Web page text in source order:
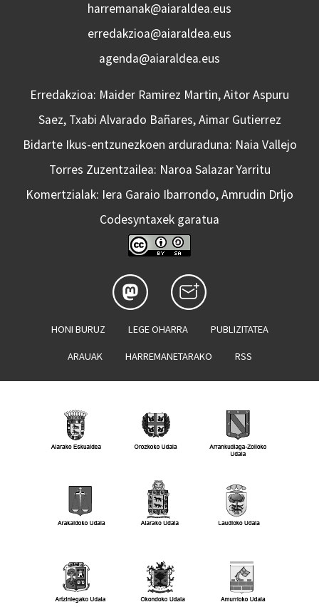
harremanak@aiaraldea.eus
erredakzioa@aiaraldea.eus
agenda@aiaraldea.eus
Erredakzioa: Maider Ramirez Martin, Aitor Aspuru
Saez, Txabi Alvarado Bañares, Aimar Gutierrez
Bidarte Ikus-entzunezkoen arduraduna: Naia Vallejo
Torres Zuzentzailea: Naroa Salazar Yarritu
Komertzialak: Iera Garaio Ibarrondo, Amrudin Drljo
Codesyntaxek garatua
HONI BURUZ LEGE OHARRA PUBLIZITATEA
ARAUAK HARREMANETARAKO RSS